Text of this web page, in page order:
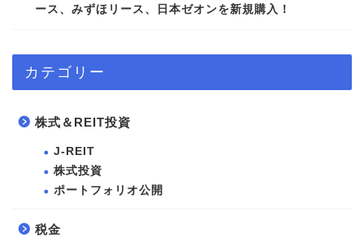
ース、みずほリース、日本ゼオンを新規購入！
カテゴリー
株式＆REIT投資
J-REIT
株式投資
ポートフォリオ公開
税金